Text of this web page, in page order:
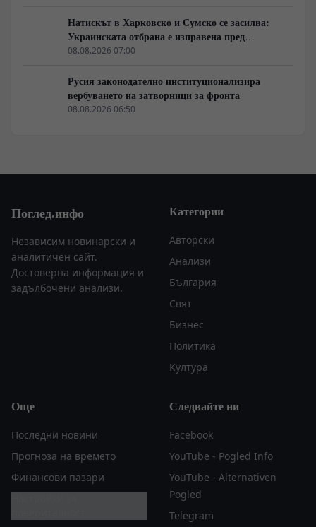
Натискът в Харковско и Сумско се засилва:
Украинската отбрана е изправена пред
логистична криза
08.08.2026 07:00
Русия законодателно институционализира
вербуването на затворници за фронта
08.08.2026 06:50
Поглед.инфо
Независим новинарски и
аналитичен сайт.
Достоверна информация и
задълбочени анализи.
Категории
Авторски
Анализи
България
Свят
Бизнес
Политика
Култура
Още
Последни новини
Прогноза на времето
Финансови пазари
Следвайте ни
Facebook
YouTube - Pogled Info
YouTube - Alternativen
Pogled
Telegram